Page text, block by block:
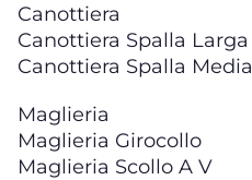
Canottiera
Canottiera Spalla Larga
Canottiera Spalla Media
Maglieria
Maglieria Girocollo
Maglieria Scollo A V